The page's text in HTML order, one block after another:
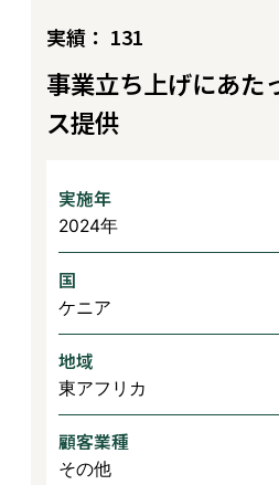
実績： 131
事業立ち上げにあた
ス提供
実施年
2024年
国
ケニア
地域
東アフリカ
顧客業種
その他